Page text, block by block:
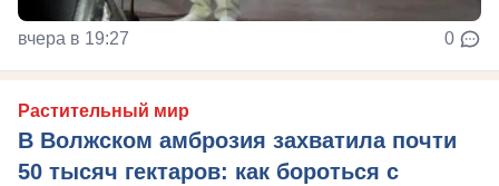
вчера в 19:27 0
Растительный мир
В Волжском амброзия захватила почти
50 тысяч гектаров: как бороться с